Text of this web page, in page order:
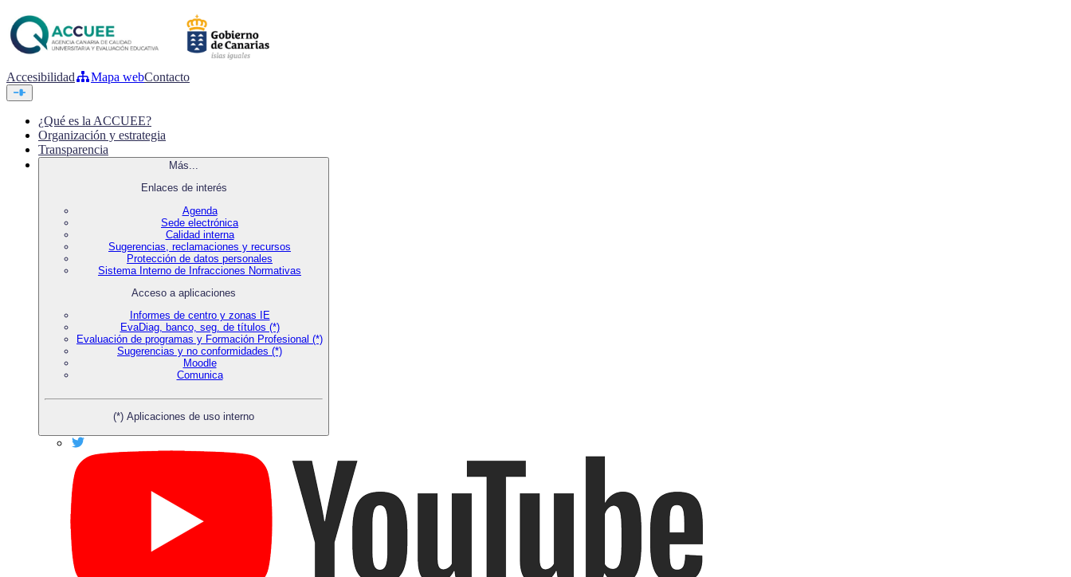
Accesibilidad Mapa webContacto
¿Qué es la ACCUEE?
Organización y estrategia
Transparencia
Más...
Enlaces de interés
Agenda
Sede electrónica
Calidad interna
Sugerencias, reclamaciones y recursos
Protección de datos personales
Sistema Interno de Infracciones Normativas
Acceso a aplicaciones
Informes de centro y zonas IE
EvaDiag, banco, seg. de títulos (*)
Evaluación de programas y Formación Profesional (*)
Sugerencias y no conformidades (*)
Moodle
Comunica
(*) Aplicaciones de uso interno